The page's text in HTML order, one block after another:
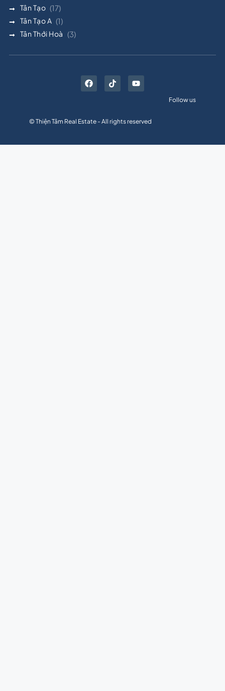
Tân Tạo (17)
Tân Tạo A (1)
Tân Thới Hoà (3)
© Thiện Tâm Real Estate - All rights reserved
Follow us